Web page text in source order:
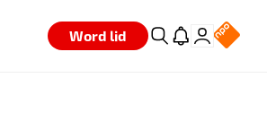
Word lid